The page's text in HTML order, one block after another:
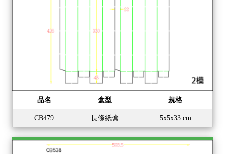
品名 盒型 規格
CB479 長條紙盒 5x5x33 cm